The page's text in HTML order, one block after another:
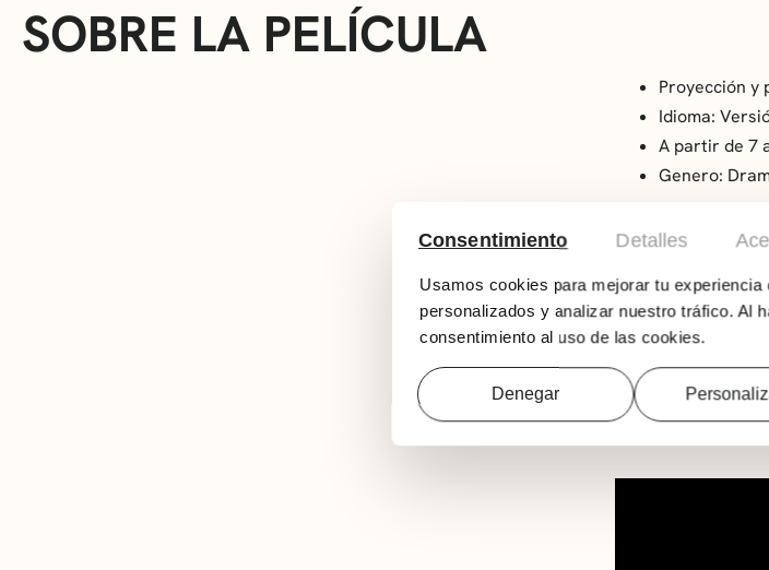
Consentimiento Detalles
Usamos cookies para mejorar tu
personalizados y analizar nuestro tráfico. Al
consentimiento al uso de las cookies.
Denegar
SOBRE LA PELÍCULA
Proyección y
Idioma:
A partir de 7
Genero:
Nora y Hae
la familia de Nora,
Canadá. Muchos
York, ambos se
destino y a las
Año: 2023
Duración: 105
Dirección: